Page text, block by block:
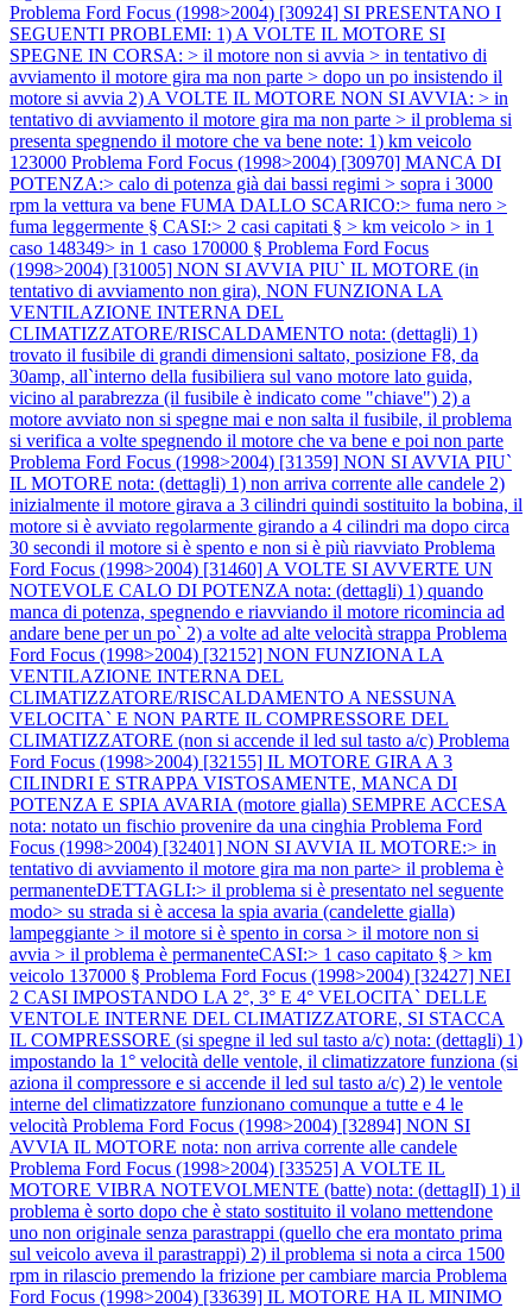
Problema Ford Focus (1998>2004) [30924] SI PRESENTANO I
SEGUENTI PROBLEMI: 1) A VOLTE IL MOTORE SI
SPEGNE IN CORSA: > il motore non si avvia > in tentativo di
avviamento il motore gira ma non parte > dopo un po insistendo il
motore si avvia 2) A VOLTE IL MOTORE NON SI AVVIA: > in
tentativo di avviamento il motore gira ma non parte > il problema si
presenta spegnendo il motore che va bene note: 1) km veicolo
123000 Problema Ford Focus (1998>2004) [30970] MANCA DI
POTENZA:> calo di potenza già dai bassi regimi > sopra i 3000
rpm la vettura va bene FUMA DALLO SCARICO:> fuma nero >
fuma leggermente § CASI:> 2 casi capitati § > km veicolo > in 1
caso 148349> in 1 caso 170000 § Problema Ford Focus
(1998>2004) [31005] NON SI AVVIA PIU` IL MOTORE (in
tentativo di avviamento non gira), NON FUNZIONA LA
VENTILAZIONE INTERNA DEL
CLIMATIZZATORE/RISCALDAMENTO nota: (dettagli) 1)
trovato il fusibile di grandi dimensioni saltato, posizione F8, da
30amp, all`interno della fusibiliera sul vano motore lato guida,
vicino al parabrezza (il fusibile è indicato come "chiave") 2) a
motore avviato non si spegne mai e non salta il fusibile, il problema
si verifica a volte spegnendo il motore che va bene e poi non parte
Problema Ford Focus (1998>2004) [31359] NON SI AVVIA PIU`
IL MOTORE nota: (dettagli) 1) non arriva corrente alle candele 2)
inizialmente il motore girava a 3 cilindri quindi sostituito la bobina, il
motore si è avviato regolarmente girando a 4 cilindri ma dopo circa
30 secondi il motore si è spento e non si è più riavviato Problema
Ford Focus (1998>2004) [31460] A VOLTE SI AVVERTE UN
NOTEVOLE CALO DI POTENZA nota: (dettagli) 1) quando
manca di potenza, spegnendo e riavviando il motore ricomincia ad
andare bene per un po` 2) a volte ad alte velocità strappa Problema
Ford Focus (1998>2004) [32152] NON FUNZIONA LA
VENTILAZIONE INTERNA DEL
CLIMATIZZATORE/RISCALDAMENTO A NESSUNA
VELOCITA` E NON PARTE IL COMPRESSORE DEL
CLIMATIZZATORE (non si accende il led sul tasto a/c) Problema
Ford Focus (1998>2004) [32155] IL MOTORE GIRA A 3
CILINDRI E STRAPPA VISTOSAMENTE, MANCA DI
POTENZA E SPIA AVARIA (motore gialla) SEMPRE ACCESA
nota: notato un fischio provenire da una cinghia Problema Ford
Focus (1998>2004) [32401] NON SI AVVIA IL MOTORE:> in
tentativo di avviamento il motore gira ma non parte> il problema è
permanenteDETTAGLI:> il problema si è presentato nel seguente
modo> su strada si è accesa la spia avaria (candelette gialla)
lampeggiante > il motore si è spento in corsa > il motore non si
avvia > il problema è permanenteCASI:> 1 caso capitato § > km
veicolo 137000 § Problema Ford Focus (1998>2004) [32427] NEI
2 CASI IMPOSTANDO LA 2°, 3° E 4° VELOCITA` DELLE
VENTOLE INTERNE DEL CLIMATIZZATORE, SI STACCA
IL COMPRESSORE (si spegne il led sul tasto a/c) nota: (dettagli) 1)
impostando la 1° velocità delle ventole, il climatizzatore funziona (si
aziona il compressore e si accende il led sul tasto a/c) 2) le ventole
interne del climatizzatore funzionano comunque a tutte e 4 le
velocità Problema Ford Focus (1998>2004) [32894] NON SI
AVVIA IL MOTORE nota: non arriva corrente alle candele
Problema Ford Focus (1998>2004) [33525] A VOLTE IL
MOTORE VIBRA NOTEVOLMENTE (batte) nota: (dettaglI) 1) il
problema è sorto dopo che è stato sostituito il volano mettendone
uno non originale senza parastrappi (quello che era montato prima
sul veicolo aveva il parastrappi) 2) il problema si nota a circa 1500
rpm in rilascio premendo la frizione per cambiare marcia Problema
Ford Focus (1998>2004) [33639] IL MOTORE HA IL MINIMO